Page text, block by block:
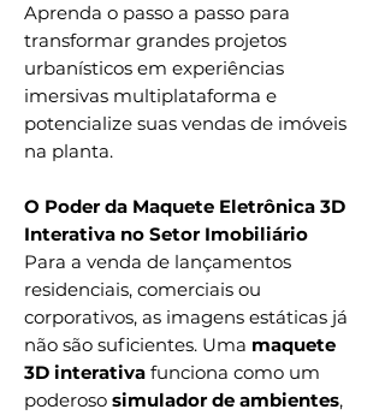
Aprenda o passo a passo para
transformar grandes projetos
urbanísticos em experiências
imersivas multiplataforma e
potencialize suas vendas de imóveis
na planta.
O Poder da Maquete Eletrônica 3D
Interativa no Setor Imobiliário
Para a venda de lançamentos
residenciais, comerciais ou
corporativos, as imagens estáticas já
não são suficientes. Uma maquete
3D interativa funciona como um
poderoso simulador de ambientes,